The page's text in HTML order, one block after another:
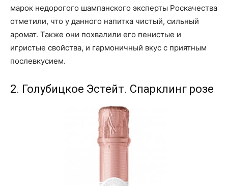
марок недорогого шампанского эксперты Роскачества
отметили, что у данного напитка чистый, сильный
аромат. Также они похвалили его пенистые и
игристые свойства, и гармоничный вкус с приятным
послевкусием.
2. Голубицкое Эстейт. Спарклинг розе